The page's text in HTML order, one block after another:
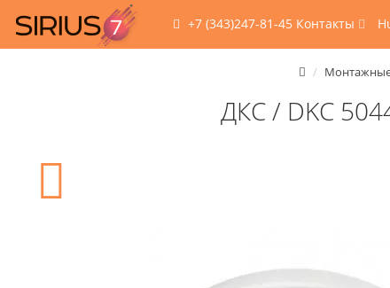
+7 (343)247-81-45 Контакты
ДКС / DKC